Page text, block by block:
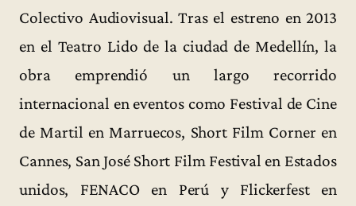
Colectivo Audiovisual. Tras el estreno en 2013
en el Teatro Lido de la ciudad de Medellín, la
obra emprendió un largo recorrido
internacional en eventos como Festival de Cine
de Martil en Marruecos, Short Film Corner en
Cannes, San José Short Film Festival en Estados
unidos, FENACO en Perú y Flickerfest en